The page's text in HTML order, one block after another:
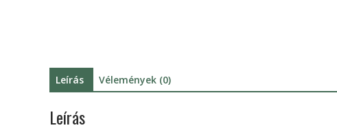
Leírás Vélemények (0)
Leírás